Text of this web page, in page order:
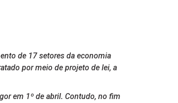
de 17 setores da economia
por meio de projeto de lei, a
em 1º de abril. Contudo, no fim